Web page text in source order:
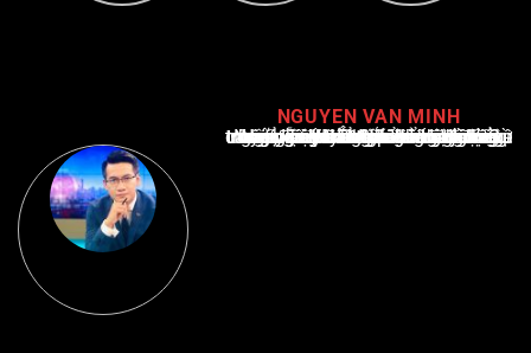
NGUYEN VAN MINH
Nguyễn Văn Minh là một trong những chuyên gia hàng đầu về báo cáo tin tức thể thao tại Việt Nam, với hơn 10 năm hoạt động trong ngành. Ông có kiến thức sâu rộng và kinh nghiệm đáng kể trong việc phân tích và báo cáo về các sự kiện thể thao hàng đầu. Sự hiểu biết sâu sắc của ông về ngành này đã giúp ông xây dựng uy tín và danh tiếng trong cộng đồng báo chí thể thao.